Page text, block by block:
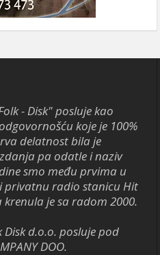
- Disk" posluje kao
koje je 100%
delatnost bila je
pa odatle i naziv
smo među prvima u
privatnu radio stanicu Hit
krenula je sa radom 2000.
Disk d.o.o. posluje pod
DOO.